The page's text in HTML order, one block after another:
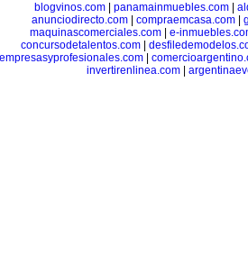
blogvinos.com| panamainmuebles.com|
anunciodirecto.com| compraemcasa.com|
maquinascomerciales.com
e-
concursodetalentos.com|
empresasyprofesionales.com|
invertirenlinea.com